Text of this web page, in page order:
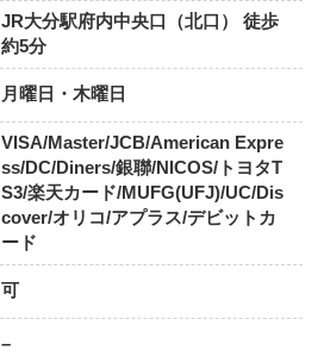
JR大分駅府内中央口（北口） 徒歩
約5分
月曜日・木曜日
VISA/Master/JCB/American Expre
ss/DC/Diners/銀聯/NICOS/トヨタT
S3/楽天カード/MUFG(UFJ)/UC/Dis
cover/オリコ/アプラス/デビットカ
ード
可
–